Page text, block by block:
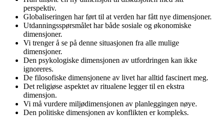
perspektiv.
Globaliseringen har ført til at verden har fått nye dimensjoner.
Utdanningsspørsmålet har både sosiale og økonomiske
dimensjoner.
Vi trenger å se på denne situasjonen fra alle mulige
dimensjoner.
Den psykologiske dimensjonen av utfordringen kan ikke
ignoreres.
De filosofiske dimensjonene av livet har alltid fascinert meg.
Det religiøse aspektet av ritualene legger til en ekstra
dimensjon.
Vi må vurdere miljødimensjonen av planleggingen nøye.
Den politiske dimensjonen av konflikten er kompleks.